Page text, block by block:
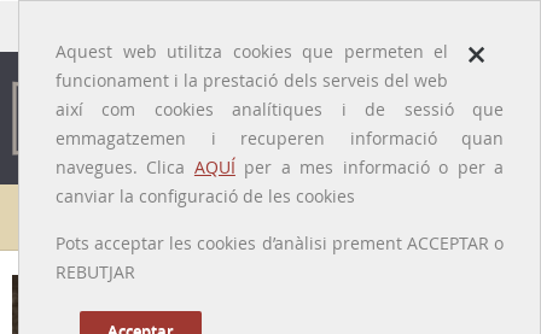
×
Aquest web utilitza cookies que permeten el
funcionament i la prestació dels serveis del web
així com cookies analítiques i de sessió que
emmagatzemen i recuperen informació quan
navegues. Clica AQUÍper a mes informació o per a
canviar la configuració de les cookies
Pots acceptar les cookies d’anàlisi prement ACCEPTAR o
REBUTJAR
Galeria de metges